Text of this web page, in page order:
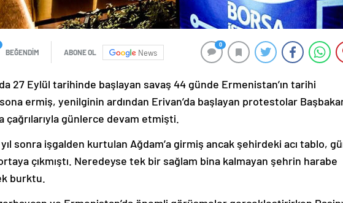
BEĞENDİM ABONE OL News
0
27 Eylül tarihinde başlayan savaş 44 günde Ermenistan’ın tarihi
ermiş, yenilginin ardından Erivan’da başlayan protestolar
çağrılarıyla günlerce devam etmişti.
sonra işgalden kurtulan Ağdam’a girmiş ancak şehirdeki acı tablo,
çıkmıştı. Neredeyse tek bir sağlam bina kalmayan şehrin harabe
burktu.